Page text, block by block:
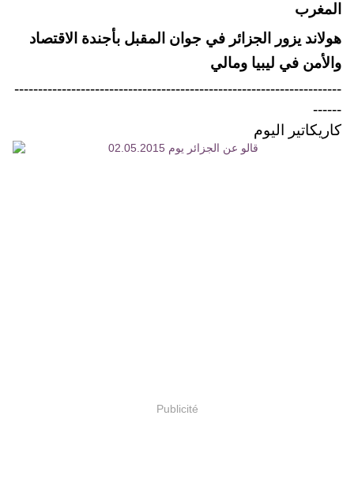
المغرب
هولاند يزور الجزائر في جوان المقبل بأجندة الاقتصاد
والأمن في ليبيا ومالي
---------------------------------------------------------------------
------
كاريكاتير اليوم
Publicité